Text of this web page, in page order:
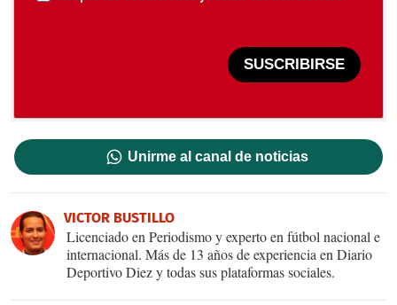
SUSCRIBIRSE
Unirme al canal de noticias
VICTOR BUSTILLO
Licenciado en Periodismo y experto en fútbol nacional e
internacional. Más de 13 años de experiencia en Diario
Deportivo Diez y todas sus plataformas sociales.